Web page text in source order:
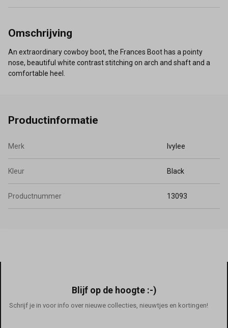
Omschrijving
An extraordinary cowboy boot, the Frances Boot has a pointy
nose, beautiful white contrast stitching on arch and shaft and a
comfortable heel.
Productinformatie
Merk Ivylee
Kleur Black
Productnummer 13093
Blijf op de hoogte :-)
Schrijf je in voor info over nieuwe collecties, nieuwtjes en kortingen!